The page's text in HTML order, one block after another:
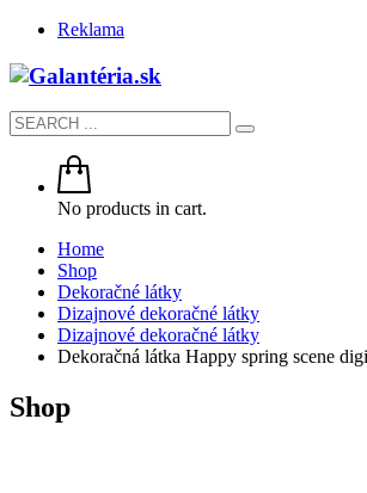
Reklama
No products in cart.
Home
Shop
Dekoračné látky
Dizajnové dekoračné látky
Dizajnové dekoračné látky
Dekoračná látka Happy spring scene
Shop